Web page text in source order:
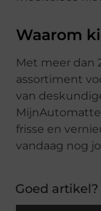
Waarom
Met meer dan
assortiment
van
frisse en
vandaag nog
Goed